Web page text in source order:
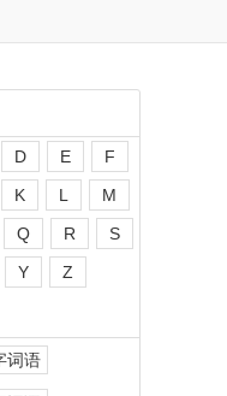
D E
F
K L
M
Q R
S
Y Z
词语